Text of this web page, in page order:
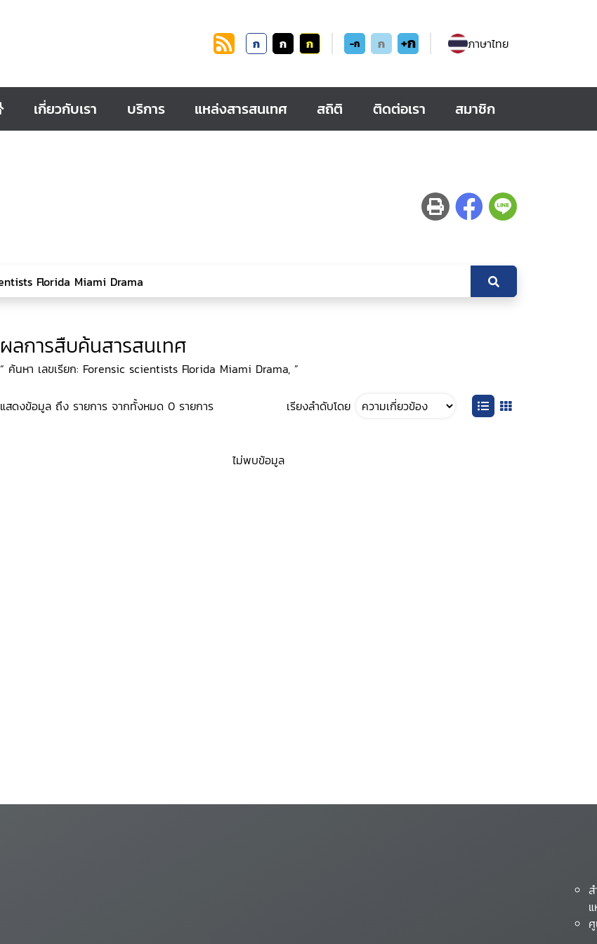
ก ก ก -ก ก +ก ภาษาไทย
เกี่ยวกับเรา บริการ แหล่งสารสนเทศ สถิติ ติดต่อเรา สมาชิก
ผลการสืบค้นสารสนเทศ
“ ค้นหา เลขเรียก: Forensic scientists Florida Miami Drama, ”
แสดงข้อมูล ถึง รายการ จากทั้งหมด 0 รายการ เรียงลำดับโดย
ไม่พบข้อมูล